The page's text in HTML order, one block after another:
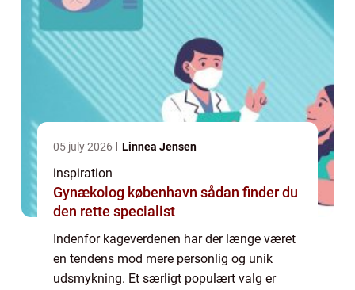
05 july 2026 Linnea Jensen
inspiration
Gynækolog københavn sådan finder du
den rette specialist
Indenfor kageverdenen har der længe været
en tendens mod mere personlig og unik
udsmykning. Et særligt populært valg er